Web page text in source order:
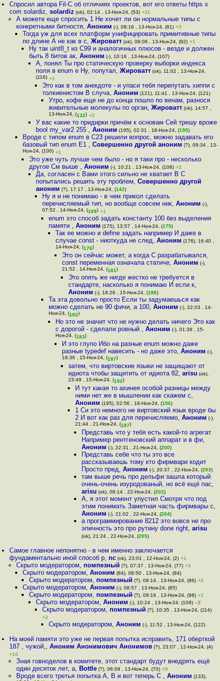
Спросил автора Fil-C об отличиях проектов, вот его ответы https x
com solardiz,solardiz (ok), 02:14 , 13-Ноя-24, (53) +11
А можете еще спросить 1 Не хочет ли он нормальные типы с
конкретными битностя, Аноним (-), 08:16 , 13-Ноя-24, (81) +3
Тогда уж для всех платформ унифицировать примитивные типы
по длине А не как в с, Жироватт(ok), 09:06 , 13-Ноя-24, (92) +1
Ну так uint8_t из C99 и аналогичных плюсов - везде и должен
быть 8 битов ак,Аноним (-), 10:16 , 13-Ноя-24, (107)
А, понял Ты про статическую проверку выборки индекса
поля в enum е Ну, попутал, Жироватт(ok), 11:02 , 13-Ноя-24,
(116) +1
Это как в том анекдоте - и упаси тебя перепутать хиппи с
толкиенистом В случа, Аноним (121), 11:41 , 13-Ноя-24, (121)
Утро, кофе еще не до конца пошло по венам, разнося
живительные молекулы по орган,Жироватт (ok), 14:57 ,
13-Ноя-24, (132) +2
У вас какие то придирки причём к основам Сей трешу вроже
bool my_var2 255 , Аноним (195), 02:31 , 18-Ноя-24, (195)
Вроде с типом enum в C23 решили вопрос, можно задавать его
базовый тип enum E1 , Совершенно другой аноним (?), 09:34 , 13-
Ноя-24, (100) +1
Это уже чуть лучше чем было - но я таки про - несколько
другое См выше ,Аноним (-), 10:21 , 13-Ноя-24, (108) +2
Да, согласен с Вами этого сильно не хватает В C
попытались решить эту проблем, Совершенно другой
аноним (?), 17:17 , 13-Ноя-24, (142)
Ну я и не понимаю - в чем прикол сделать
перечисляемый тип, но вообще совсем ник, Аноним (-),
07:52 , 14-Ноя-24, (169) +1
enum это способ задать константу 100 без выделения
памяти ,Аноним (175), 13:57 , 14-Ноя-24, (175)
Так ее можно и define задать например И даже в
случае const - ниоткуда не след, Аноним (176), 16:40 ,
14-Ноя-24, (176)
Это он сейчас может, а когда C разрабатывался,
const переменная означала статиче, Аноним (-),
21:52 , 14-Ноя-24, (181)
Это опять же нигде жестко не требуется в
стандарте, насколько я понимаю И если к,
Аноним (-), 18:26 , 15-Ноя-24, (186)
Та эта довольно просто Если ты задумаешься как
можно сделать не 90 фичи, а 100,Аноним (-), 22:03 , 14-
Ноя-24, (182)
Но это не значит что не нужно делать ничего Это как
с дорогой - сделали ровный , Аноним (-), 01:38 , 15-
Ноя-24, (183)
И это глупо Ибо на разные enum можно даже
разные typedef навесить - но даже это, Аноним (-),
18:36 , 15-Ноя-24, (187)
затем, что виртовские языки не защищают от
идиота чтобы защитить от идиота 82,arisu (ok),
23:49 , 15-Ноя-24, (192)
И тут какая то ахинея особой разницы между
ними нет же в мышлении как скажем с,
Аноним (195), 02:56 , 18-Ноя-24, (196)
1 Си это немного не виртовский язык вроде бы
2 И вот как раз для перечисляемо, Аноним (-),
21:44 , 21-Ноя-24, (197)
Представь что у тебя есть какой-то агрегат
Например рентгеновский аппарат и в фи,
Аноним (-), 22:31 , 21-Ноя-24, (200)
Представь себе что ты это все
рассказываешь тому кто фирмвари кодит
Просто пред, Аноним (-), 20:37 , 22-Ноя-24, (203)
там выше речь про дельфи зашла который
очень-очень изуродованый, но всё ещё пас,
arisu (ok), 08:14 , 22-Ноя-24, (202)
А, я этот момент упустил Смотря что под
этим понимать Заметная часть фирмвары с,
Аноним (-), 21:02 , 22-Ноя-24, (204)
а программирование 8212 это вовсе не про
эпичность это про рутину done right, arisu
(ok), 21:24 , 22-Ноя-24, (205)
Самое главное непонятно - в чем именно заключается
фундаментально иной способ р,nc (ok), 23:01 , 12-Ноя-24, (2) +1
Скрыто модератором, помпезный (?), 07:37 , 13-Ноя-24, (77) +3
Скрыто модератором, Аноним (84), 08:50 , 13-Ноя-24, (84)
Скрыто модератором, помпезный (?), 09:14 , 13-Ноя-24, (96) +2
Скрыто модератором, Аноним (-), 08:57 , 13-Ноя-24, (85)
Скрыто модератором, помпезный (?), 09:16 , 13-Ноя-24, (98) +1
Скрыто модератором, Аноним (-), 10:24 , 13-Ноя-24, (109) –2
Скрыто модератором, помпезный (?), 10:35 , 13-Ноя-24, (114)
+2
Скрыто модератором,Аноним (-), 11:52 , 13-Ноя-24, (122)
На моей памяти это уже не первая попытка исправить, 171 оберткой
187 , чужой,,Аноним Анонимович Анонимов (?), 23:07 , 12-Ноя-24, (4)
+10
Зная говноделов в комитете, этот стандарт будут внедрять ещё
один десяток лет, а, Bottle(?), 06:09 , 13-Ноя-24, (70) +9
Вроде всего третья попытка A, B и вот теперь C , Аноним (133),